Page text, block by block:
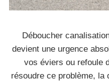
Déboucher
devient une urgence
vos éviers ou refoule
résoudre ce problème, la